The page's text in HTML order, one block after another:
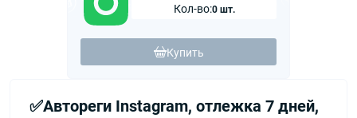
Кол-во:0 шт.
Купить
✅Автореги Instagram, отлежка 7 дней,